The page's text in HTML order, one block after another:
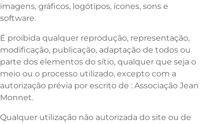
imagens, gráficos, logótipos, ícones, sons e
software.
É proibida qualquer reprodução, representação,
modificação, publicação, adaptação de todos ou
parte dos elementos do sítio, qualquer que seja o
meio ou o processo utilizado, excepto com a
autorização prévia por escrito de : Associação Jean
Monnet.
Qualquer utilização não autorizada do site ou de